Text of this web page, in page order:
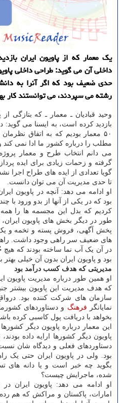
یک معمار که از پاویون ایران
حدی ضعیف بود که اگر آنرا به
رشته می سپردند، می توانستند کار
بازدید کرده است، به ایسنا می گوید:
۵۰ معمار بودیم که به اتفاق
مطلب را درباره کشور ما ادا نمی کند و
می دانم انتخاب طرح و معمار
گرفته و زحمات زیادی برای ایده
گویا تعدادی از ایده های طراح اجرا
تا حدی مدیریت آن می توان دانست.
او ادامه می دهد: آنچه در پاویون
بود که در یکی از آنها از بدو ورود
کردیم که بدل این مجسمه ها را
طور در دیگر بخش های پاویون
پخش آگهی، فروش پسته و تخمه و
های ضعیف سر راهی وجود داشت.
در آن یک آب نما ساخته بودند که هیچ
بود و پاویون ایران بدون آن خیلی بهتر
مدیریتی که هدف کسب درآمد بود
او همین طور درباره مدیریت
که هدف مدیریت این پاویون بیشتر
سازمان های شرکت کننده بود.
نمایانگر فرهنگ و دستاوردهای
بخواهد با دریافت پول کاسبی کرده
این معمار درباره پاویون دیگر
پاویون دیگر کشورها ارایه داده
دستاوردهای فعلی و دیدگاه شان
بود. ولی در پاویون ایران حتی یک
بگوید چه خبر است و یا دانه های
شده، ماجرایش چیست؟
او ادامه می دهد: پاویون ایران در
امارات، پاکستان و مراکش که هم